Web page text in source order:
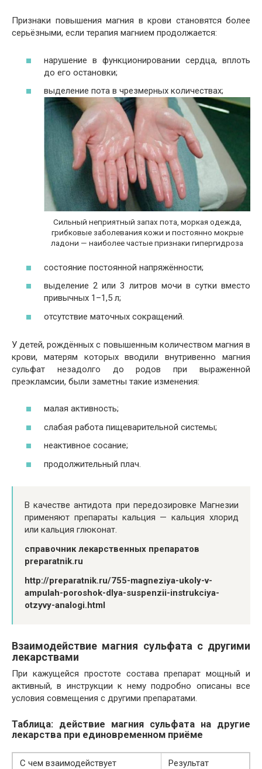
Признаки повышения магния в крови становятся более
серьёзными, если терапия магнием продолжается:
нарушение в функционировании сердца, вплоть
до его остановки;
выделение пота в чрезмерных количествах;
Сильный неприятный запах пота, моркая одежда,
грибковые заболевания кожи и постоянно мокрые
ладони — наиболее частые признаки гипергидроза
состояние постоянной напряжённости;
выделение 2 или 3 литров мочи в сутки вместо
привычных 1–1,5 л;
отсутствие маточных сокращений.
У детей, рождённых с повышенным количеством магния в
крови, матерям которых вводили внутривенно магния
сульфат незадолго до родов при выраженной
преэкламсии, были заметны такие изменения:
малая активность;
слабая работа пищеварительной системы;
неактивное сосание;
продолжительный плач.
В качестве антидота при передозировке Магнезии
применяют препараты кальция — кальция хлорид
или кальция глюконат.
справочник лекарственных препаратов
preparatnik.ru
http://preparatnik.ru/755-magneziya-ukoly-v-
ampulah-poroshok-dlya-suspenzii-instrukciya-
otzyvy-analogi.html
Взаимодействие магния сульфата с другими
лекарствами
При кажущейся простоте состава препарат мощный и
активный, в инструкции к нему подробно описаны все
условия совмещения с другими препаратами.
Таблица: действие магния сульфата на другие
лекарства при единовременном приёме
С чем взаимодействует Результат